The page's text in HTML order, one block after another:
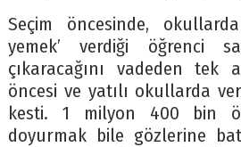
Seçim öncesinde,
yemek’ verdiği öğrenci
çıkaracağını vadeden tek
öncesi ve yatılı okullarda
kesti. 1 milyon 400 bin
doyurmak bile gözlerine